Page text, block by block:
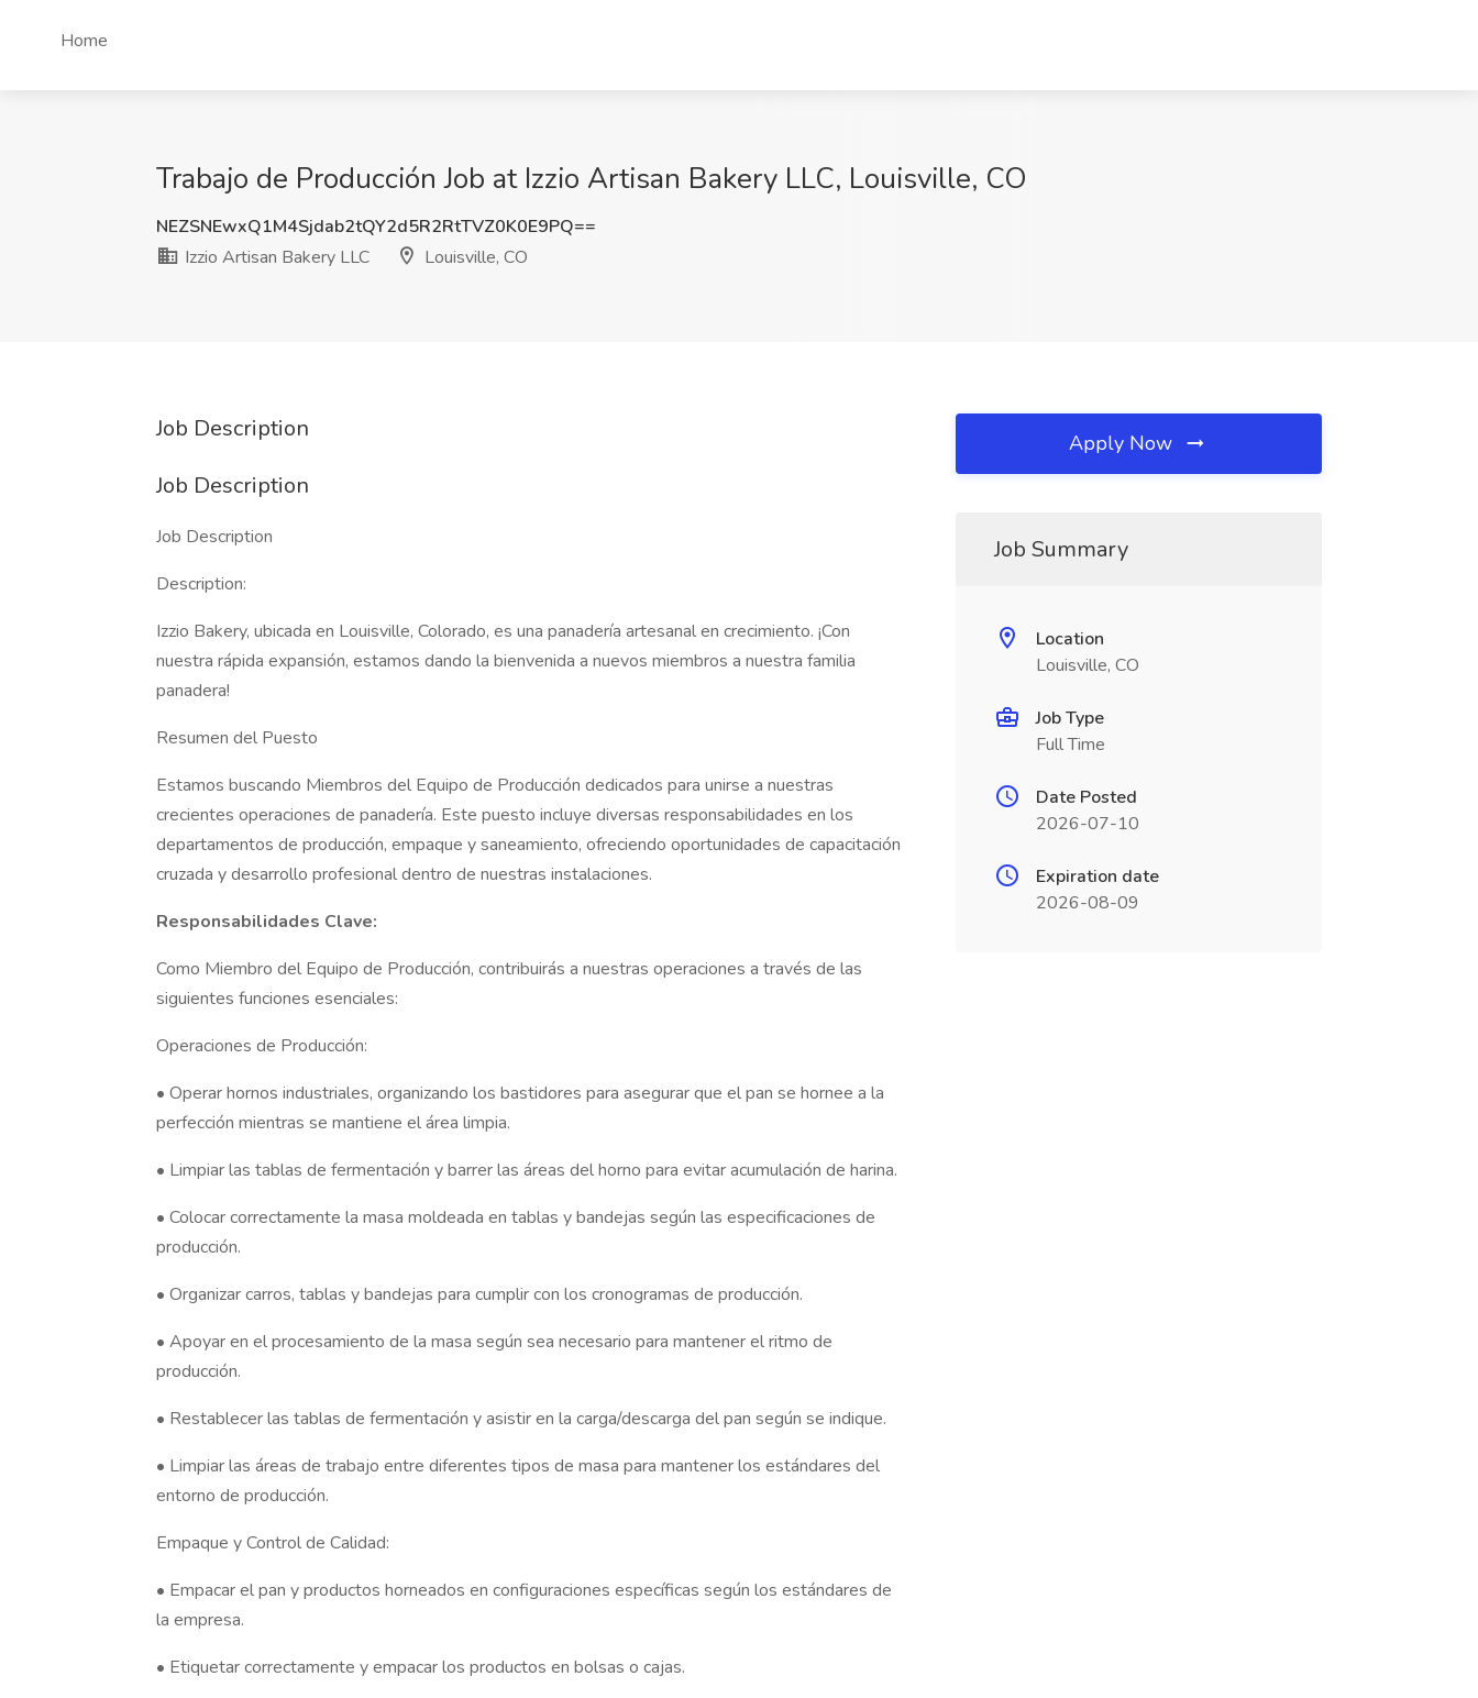
Home
Trabajo de Producción Job at Izzio Artisan Bakery LLC, Louisville, CO
NEZSNEwxQ1M4Sjdab2tQY2d5R2RtTVZ0K0E9PQ==
Izzio Artisan Bakery LLC
Louisville, CO
Job Description
Job Description
Job Description
Description:
Izzio Bakery, ubicada en Louisville, Colorado, es una panadería artesanal en crecimiento. ¡Con
nuestra rápida expansión, estamos dando la bienvenida a nuevos miembros a nuestra familia
panadera!
Resumen del Puesto
Estamos buscando Miembros del Equipo de Producción dedicados para unirse a nuestras
crecientes operaciones de panadería. Este puesto incluye diversas responsabilidades en los
departamentos de producción, empaque y saneamiento, ofreciendo oportunidades de capacitación
cruzada y desarrollo profesional dentro de nuestras instalaciones.
Responsabilidades Clave:
Como Miembro del Equipo de Producción, contribuirás a nuestras operaciones a través de las
siguientes funciones esenciales:
Operaciones de Producción:
• Operar hornos industriales, organizando los bastidores para asegurar que el pan se hornee a la
perfección mientras se mantiene el área limpia.
• Limpiar las tablas de fermentación y barrer las áreas del horno para evitar acumulación de harina.
• Colocar correctamente la masa moldeada en tablas y bandejas según las especificaciones de
producción.
• Organizar carros, tablas y bandejas para cumplir con los cronogramas de producción.
• Apoyar en el procesamiento de la masa según sea necesario para mantener el ritmo de
producción.
• Restablecer las tablas de fermentación y asistir en la carga/descarga del pan según se indique.
• Limpiar las áreas de trabajo entre diferentes tipos de masa para mantener los estándares del
entorno de producción.
Empaque y Control de Calidad:
• Empacar el pan y productos horneados en configuraciones específicas según los estándares de
la empresa.
• Etiquetar correctamente y empacar los productos en bolsas o cajas.
Apply Now
Job Summary
Location
Louisville, CO
Job Type
Full Time
Date Posted
2026-07-10
Expiration date
2026-08-09